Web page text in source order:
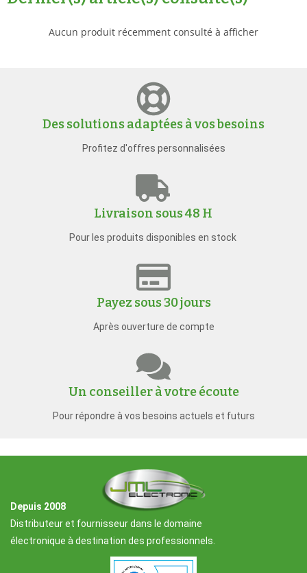
Aucun produit récemment consulté à afficher
Des solutions adaptées à vos besoins
Profitez d'offres personnalisées
Livraison sous 48 H
Pour les produits disponibles en stock
Payez sous 30 jours
Après ouverture de compte
Un conseiller à votre écoute
Pour répondre à vos besoins actuels et futurs
Depuis 2008
Distributeur et fournisseur dans le domaine
électronique à destination des professionnels.